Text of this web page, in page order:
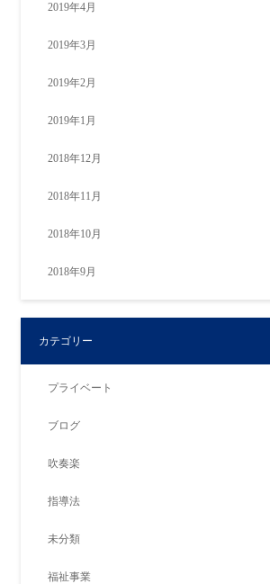
2019年4月
2019年3月
2019年2月
2019年1月
2018年12月
2018年11月
2018年10月
2018年9月
カテゴリー
プライベート
ブログ
吹奏楽
指導法
未分類
福祉事業